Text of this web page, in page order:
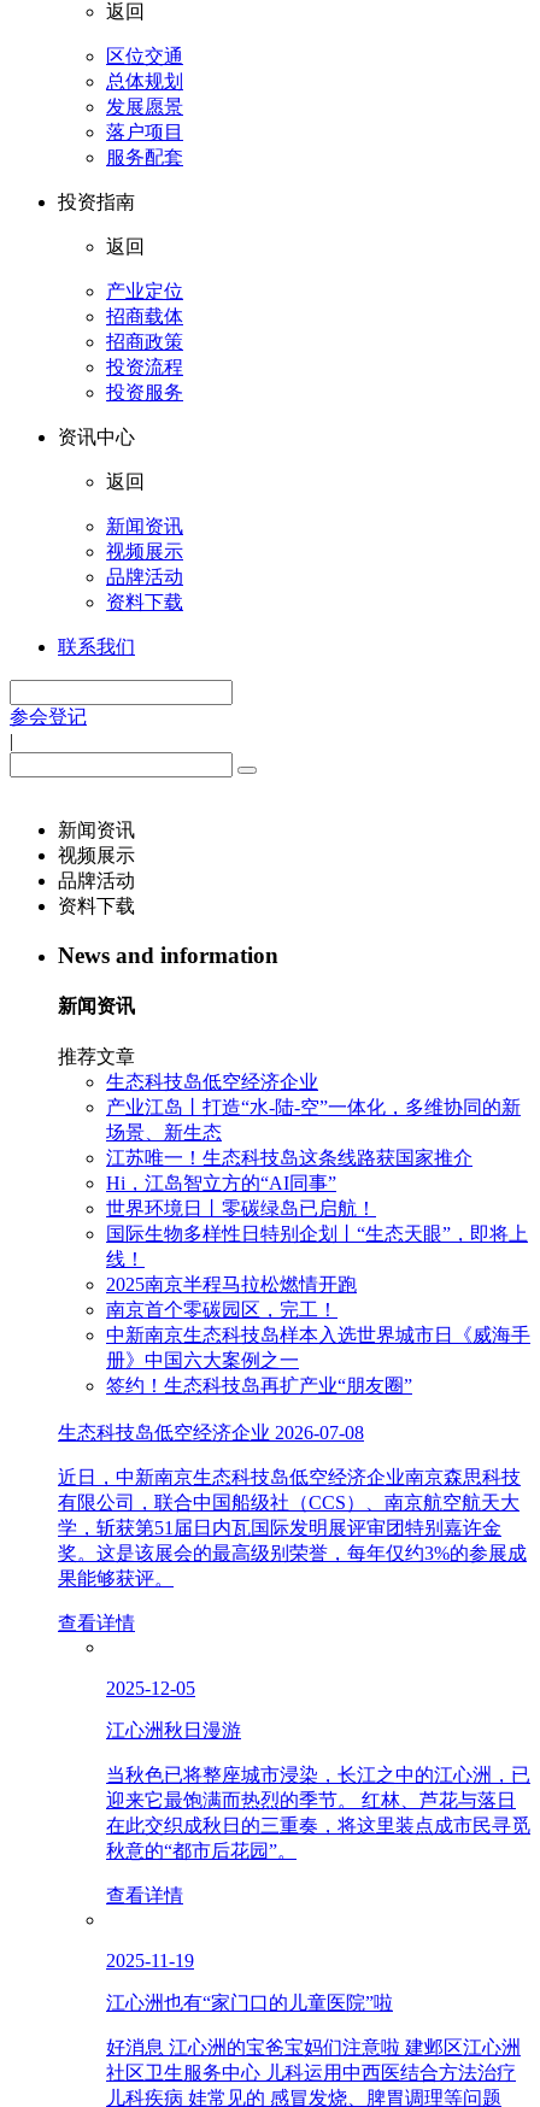
返回
区位交通
总体规划
发展愿景
落户项目
服务配套
投资指南
返回
产业定位
招商载体
招商政策
投资流程
投资服务
资讯中心
返回
新闻资讯
视频展示
品牌活动
资料下载
联系我们
参会登记
|
新闻资讯
视频展示
品牌活动
资料下载
News and information
新闻资讯
推荐文章
生态科技岛低空经济企业
产业江岛丨打造“水-陆-空”一体化，多维协同的新
场景、新生态
江苏唯一！生态科技岛这条线路获国家推介
Hi，江岛智立方的“AI同事”
世界环境日丨零碳绿岛已启航！
国际生物多样性日特别企划丨“生态天眼”，即将上
线！
2025南京半程马拉松燃情开跑
南京首个零碳园区，完工！
中新南京生态科技岛样本入选世界城市日《威海手
册》中国六大案例之一
签约！生态科技岛再扩产业“朋友圈”
生态科技岛低空经济企业 2026-07-08
近日，中新南京生态科技岛低空经济企业南京森思科技
有限公司，联合中国船级社（CCS）、南京航空航天大
学，斩获第51届日内瓦国际发明展评审团特别嘉许金
奖。这是该展会的最高级别荣誉，每年仅约3%的参展成
果能够获评。
查看详情
2025-12-05
江心洲秋日漫游
当秋色已将整座城市浸染，长江之中的江心洲，已
迎来它最饱满而热烈的季节。 红林、芦花与落日
在此交织成秋日的三重奏，将这里装点成市民寻觅
秋意的“都市后花园”。
查看详情
2025-11-19
江心洲也有“家门口的儿童医院”啦
好消息 江心洲的宝爸宝妈们注意啦 建邺区江心洲
社区卫生服务中心 儿科运用中西医结合方法治疗
儿科疾病 娃常见的 感冒发烧、脾胃调理等问题